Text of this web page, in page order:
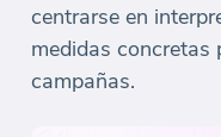
centrarse en
medidas concretas
campañas.